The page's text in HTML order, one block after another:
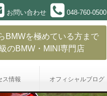
お問い合わせ 048-760-0500
BMWを極めている方まで
のBMW・MINI専門店
ス情報 オフィシャルブログ